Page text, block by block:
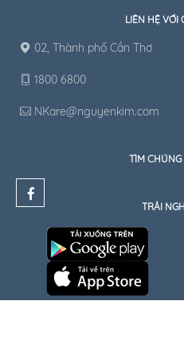
LIÊN HỆ VỚI
02, Thành phố Cần Thơ
1800 6800
NKare@nguyenkim.com
TÌM CHÚNG
TRẢI